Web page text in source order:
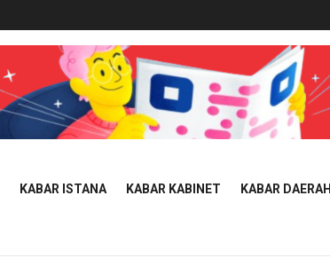
KABAR ISTANA KABAR KABINET KABAR DAERAH